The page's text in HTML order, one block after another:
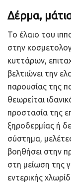
Δέρμα,
Το έλαιο του
στην
κυττάρων,
βελτιώνει την
παρουσίας της
θεωρείται
προστασία της
ξηροδερμίας ή
σύστημα,
βοηθήσει στην
στη μείωση της
εντερικής